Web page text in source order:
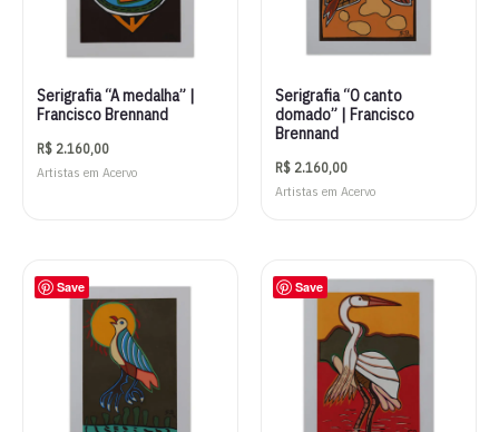
Serigrafia “A medalha” |
Francisco Brennand
R$ 2.160,00
Artistas em Acervo
Serigrafia “O canto
domado” | Francisco
Brennand
R$ 2.160,00
Artistas em Acervo
Save Save